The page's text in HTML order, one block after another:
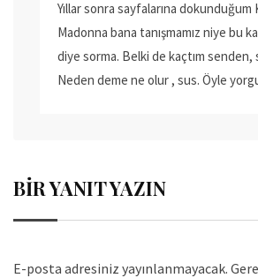
Yıllar sonra sayfalarına
Madonna bana tanışmamız niye bu
diye sorma. Belki de kaçtım senden,
Neden deme ne olur , sus. Öyle
BIR YANIT YAZIN
E-posta adresiniz yayınlanmayacak.